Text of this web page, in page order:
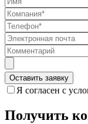
Я согласен с
Получить